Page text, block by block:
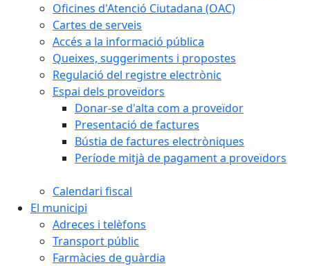
Oficines d'Atenció Ciutadana (OAC)
Cartes de serveis
Accés a la informació pública
Queixes, suggeriments i propostes
Regulació del registre electrònic
Espai dels proveïdors
Donar-se d'alta com a proveïdor
Presentació de factures
Bústia de factures electròniques
Període mitjà de pagament a proveïdors
Calendari fiscal
El municipi
Adreces i telèfons
Transport públic
Farmàcies de guàrdia